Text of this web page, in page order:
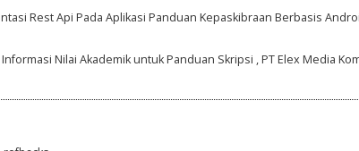
Rest Api Pada Aplikasi Panduan Kepaskibraan Berbasis
Nilai Akademik untuk Panduan Skripsi , PT Elex Media